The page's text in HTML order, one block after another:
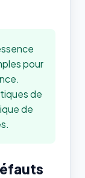
pour
de
de